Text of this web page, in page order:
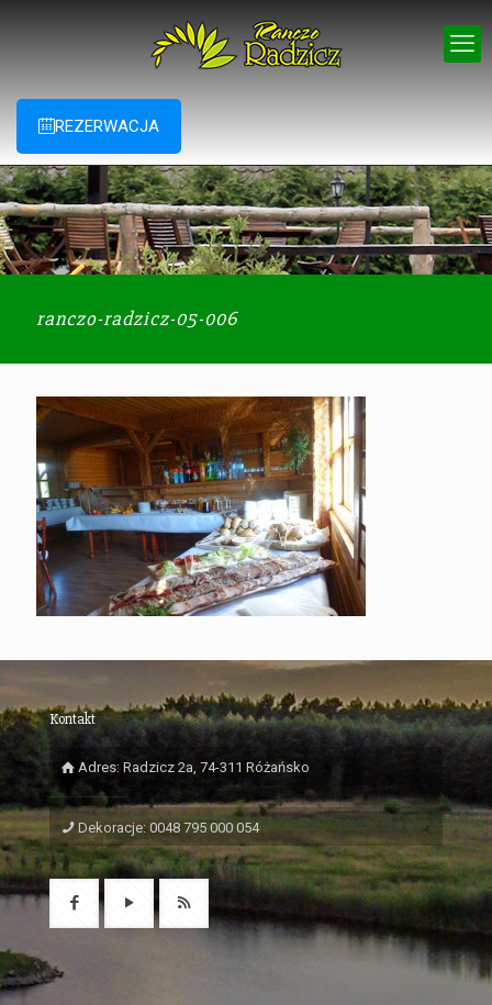
REZERWACJA
ranczo-radzicz-05-006
Kontakt
Adres: Radzicz 2a, 74-311 Różańsko
Dekoracje: 0048 795 000 054